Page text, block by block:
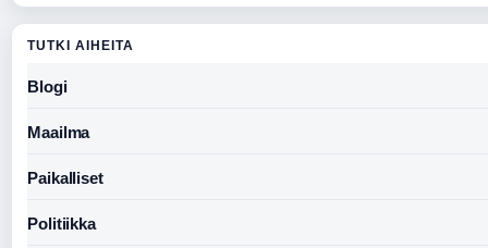
TUTKI AIHEITA
Blogi
Maailma
Paikalliset
Politiikka